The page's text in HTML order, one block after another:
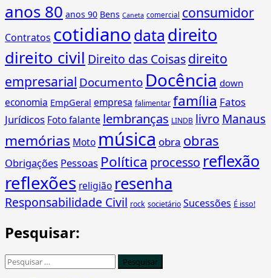
anos 80 anos 90 Bens Caneta comercial consumidor
Contratos cotidianodata direito
direito civil Direito das Coisasdireito
empresarial Documento Docência down
economia EmpGeral empresa falimentar família Fatos
Jurídicos Foto falante lembranças LINDB livro Manaus
memórias Moto música obra obras
Obrigações Pessoas Política processo reflexão
reflexões religião resenha
Responsabilidade Civil rock societário Sucessões É isso!
Pesquisar:
Pesquisar